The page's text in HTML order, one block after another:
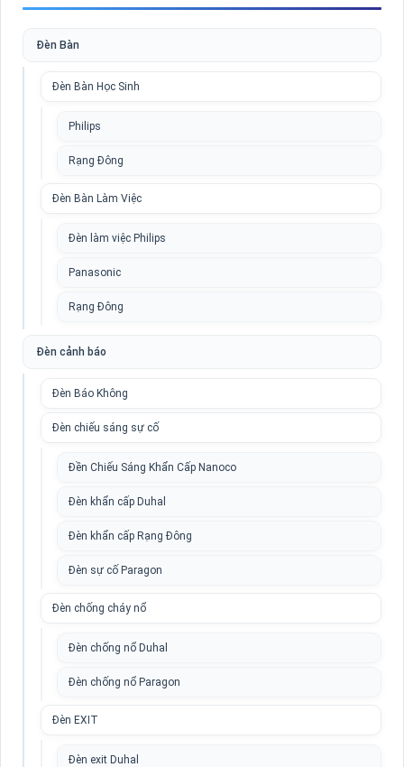
Đèn Bàn
Đèn Bàn Học Sinh
Philips
Rạng Đông
Đèn Bàn Làm Việc
Đèn làm việc Philips
Panasonic
Rạng Đông
Đèn cảnh báo
Đèn Báo Không
Đèn chiếu sáng sự cố
Đền Chiếu Sáng Khẩn Cấp Nanoco
Đèn khẩn cấp Duhal
Đèn khẩn cấp Rạng Đông
Đèn sự cố Paragon
Đèn chống cháy nổ
Đèn chống nổ Duhal
Đèn chống nổ Paragon
Đèn EXIT
Đèn exit Duhal